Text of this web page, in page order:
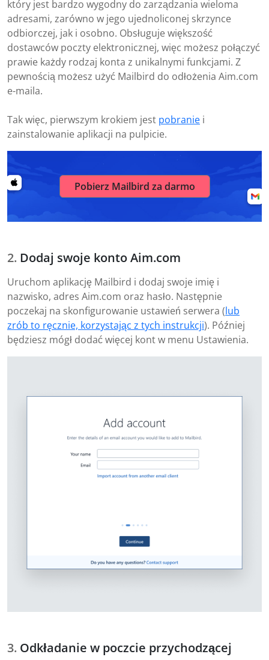
który jest bardzo wygodny do zarządzania wieloma
adresami, zarówno w jego ujednoliconej skrzynce
odbiorczej, jak i osobno. Obsługuje większość
dostawców poczty elektronicznej, więc możesz połączyć
prawie każdy rodzaj konta z unikalnymi funkcjami. Z
pewnością możesz użyć Mailbird do odłożenia Aim.com
e-maila.
Tak więc, pierwszym krokiem jest pobranie i
zainstalowanie aplikacji na pulpicie.
Pobierz Mailbird za darmo
Dodaj swoje konto Aim.com
Uruchom aplikację Mailbird i dodaj swoje imię i
nazwisko, adres Aim.com oraz hasło. Następnie
poczekaj na skonfigurowanie ustawień serwera (lub
zrób to ręcznie, korzystając z tych instrukcji). Później
będziesz mógł dodać więcej kont w menu Ustawienia.
Odkładanie w poczcie przychodzącej